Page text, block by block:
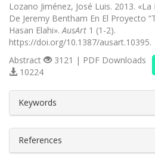
Lozano Jiménez, José Luis. 2013.
De Jeremy Bentham En El Proyecto
Hasan Elahi».AusArt 1 (1-2).
https://doi.org/10.1387/ausart.10395.
Abstract
3121 | PDF Downloads
10224
Keywords
References